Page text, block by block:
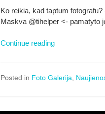
Ko reikia, kad taptum
Maskva @tihelper <- pamatyto
Continue readingСаша
atskleistas
Posted in Foto Galerija